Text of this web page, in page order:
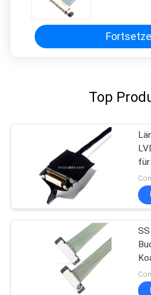
Top
Länge
für